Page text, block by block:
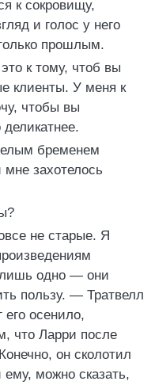
к сокровищу,
и голос у него
прошлым.
к тому, чтоб вы
клиенты. У меня к
чтобы вы
бременем
захотелось
не старые. Я
лишь одно — они
пользу. — Тратвелл
его осенило,
что Ларри после
он сколотил
можно сказать,